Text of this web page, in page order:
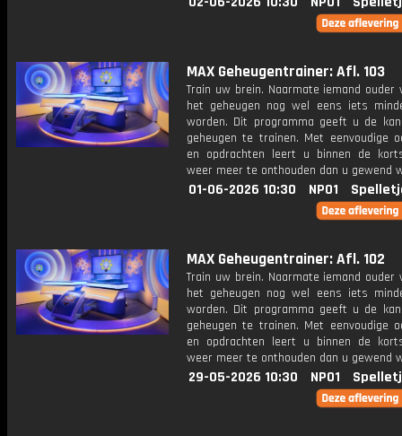
MAX Geheugentrainer: Afl. 103
Train uw brein. Naarmate iemand ouder
het geheugen nog wel eens iets
worden. Dit programma geeft u de
geheugen te trainen. Met eenvoudige
en opdrachten leert u binnen de
weer meer te onthouden dan u gewend
01-06-2026 10:30 NPO1
MAX Geheugentrainer: Afl. 102
Train uw brein. Naarmate iemand ouder
het geheugen nog wel eens iets
worden. Dit programma geeft u de
geheugen te trainen. Met eenvoudige
en opdrachten leert u binnen de
weer meer te onthouden dan u gewend
29-05-2026 10:30 NPO1